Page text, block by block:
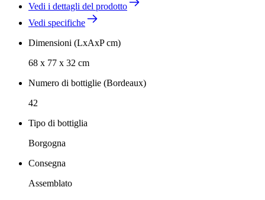
Vedi i dettagli del prodotto
Vedi specifiche
Dimensioni (LxAxP cm)
68 x 77 x 32 cm
Numero di bottiglie (Bordeaux)
42
Tipo di bottiglia
Borgogna
Consegna
Assemblato